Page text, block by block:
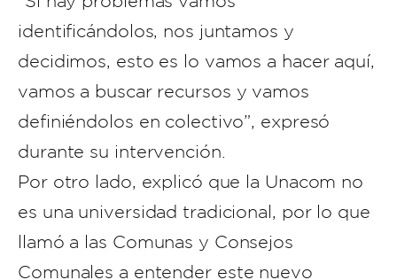
identificándolos, nos juntamos y
decidimos, esto es lo vamos a hacer aquí,
vamos a buscar recursos y vamos
definiéndolos en colectivo”, expresó
durante su intervención.
Por otro lado, explicó que la Unacom no
es una universidad tradicional, por lo que
llamó a las Comunas y Consejos
Comunales a entender este nuevo